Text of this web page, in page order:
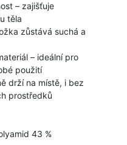
– zajišťuje
těla
zůstává suchá a
– ideální pro
použití
drží na místě, i bez
prostředků
43 %